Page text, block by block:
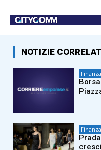
NOTIZIE
Finanza
Finanza